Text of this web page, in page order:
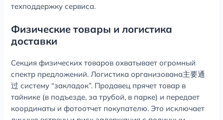
техподдержку сервиса.
Физические товары и логистика
доставки
Секция физических товаров охватывает огромный
спектр предложений. Логистика организована主要通
过 систему “закладок”. Продавец прячет товар в
тайнике (в подъезде, за трубой, в парке) и передает
координаты и фотоотчет покупателю. Это исключает